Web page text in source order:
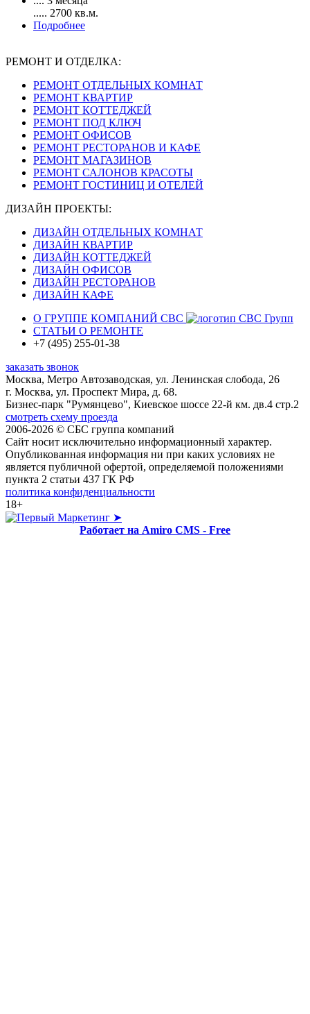
..... 2700 кв.м.
Подробнее
РЕМОНТ И ОТДЕЛКА:
РЕМОНТ ОТДЕЛЬНЫХ КОМНАТ
РЕМОНТ КВАРТИР
РЕМОНТ КОТТЕДЖЕЙ
РЕМОНТ ПОД КЛЮЧ
РЕМОНТ ОФИСОВ
РЕМОНТ РЕСТОРАНОВ И КАФЕ
РЕМОНТ МАГАЗИНОВ
РЕМОНТ САЛОНОВ КРАСОТЫ
РЕМОНТ ГОСТИНИЦ И ОТЕЛЕЙ
ДИЗАЙН ПРОЕКТЫ:
ДИЗАЙН ОТДЕЛЬНЫХ КОМНАТ
ДИЗАЙН КВАРТИР
ДИЗАЙН КОТТЕДЖЕЙ
ДИЗАЙН ОФИСОВ
ДИЗАЙН РЕСТОРАНОВ
ДИЗАЙН КАФЕ
О ГРУППЕ КОМПАНИЙ СВС
СТАТЬИ О РЕМОНТЕ
+7 (495) 255-01-38
заказать звонок
Москва, Метро Автозаводская, ул. Ленинская слобода, 26
г. Москва, ул. Проспект Мира, д. 68.
Бизнес-парк "Румянцево", Киевское шоссе 22-й км. дв.4 стр.2
смотреть схему проезда
2006-2026 © СБС группа компаний
Сайт носит исключительно информационный характер.
Опубликованная информация ни при каких условиях не
является публичной офертой, определяемой положениями
пункта 2 статьи 437 ГК РФ
политика конфиденциальности
18+
➤
Работает на Amiro CMS - Free